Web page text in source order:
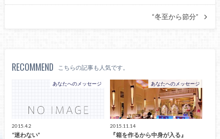
“冬至から節分”
RECOMMEND こちらの記事も人気です。
あなたへのメッセージ
2015.4.2
“迷わない”
あなたへのメッセージ
2015.11.14
『箱を作るから中身が入る』